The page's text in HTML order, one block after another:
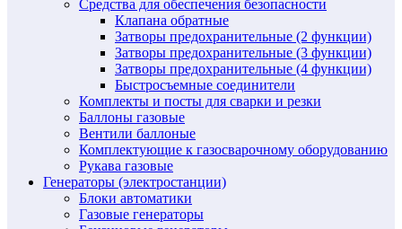
Средства для обеспечения безопасности
Клапана обратные
Затворы предохранительные (2 функции)
Затворы предохранительные (3 функции)
Затворы предохранительные (4 функции)
Быстросъемные соединители
Комплекты и посты для сварки и резки
Баллоны газовые
Вентили баллоные
Комплектующие к газосварочному оборудованию
Рукава газовые
Генераторы (электростанции)
Блоки автоматики
Газовые генераторы